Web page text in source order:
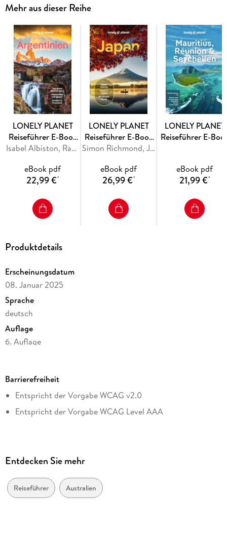
Mit dem Lonely Planet Australien Ostküste auf eigene Faust
Lerne surfen auf den ikonischen Wellen von Byron Bay,
bewundere indigene Kunst in den Galerien von Uluru und
staune über die uralte subtropische Pracht der Gondwana-
Regenwälder. Der
Lonely Planet Australien Ostküste
zeigt dir versteckte Tipps und neue Blickwinkel auf die
Schätze des fünften Kontinents.
Plane deine perfekte Reise!
Reiseplanung:
deine perfekte Reise mithilfe unserer Reiserouten und
detaillierten Karten
Reiseziele:
Entdecke einzigartige Erlebnisse, Tipps unserer
Autor:innen und Expert:innen, Hintergründe und
Empfehlungen
Die wichtigsten Informationen für deine Reise im
Überblick. Kurz und übersichtlich zusammengefasst
Mehr aus dieser Reihe
LONELY PLANET
Reiseführer E-Book
Argentinien
Isabel Albiston, Rachel Tolosa Paz, Madelaine Triebe, Diego Jemio, Sorrel Moseley-Williams
eBook pdf
22,99 €*
LONELY PLANET
Reiseführer E-Book
Japan
Simon Richmond, Jessica Korteman, Winnie Tan, Phillip Tang, Ray Bartlett
eBook pdf
26,99 €*
LONELY PLANET
Reiseführer E-
eBook pdf
21,99 €*
Produktdetails
Erscheinungsdatum
08. Januar 2025
Sprache
deutsch
Auflage
6. Auflage
Dateigröße
67,92 MB
Reihe
Anthony Ham, Cristian Bonetto, Lindsay Brown, Jayne
D'Arcy, Peter Dragicevich
Verlag/Hersteller
Mairdumont GmbH & Co. KG
Barrierefreiheit
Entspricht der Vorgabe WCAG v2.0
Entspricht der Vorgabe WCAG Level AAA
Entdecken Sie mehr
Reiseführer Australien